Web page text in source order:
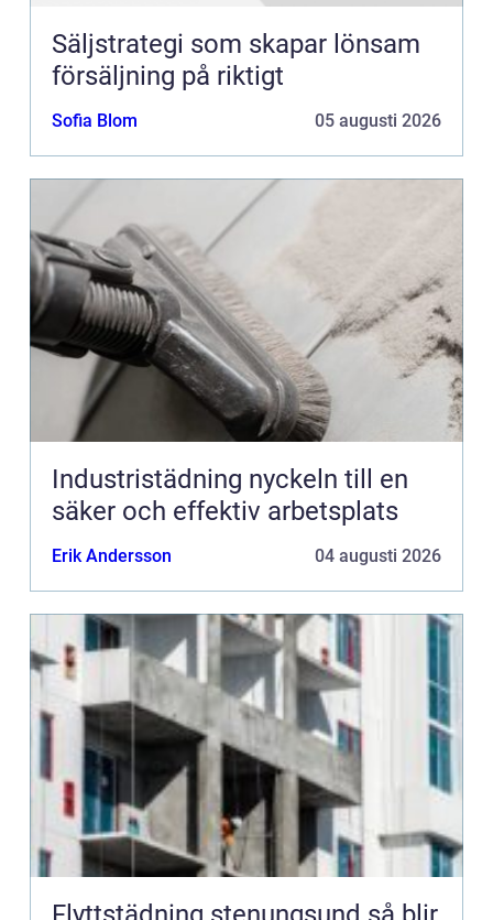
Säljstrategi som skapar lönsam
försäljning på riktigt
Sofia Blom 05 augusti 2026
Industristädning nyckeln till en
säker och effektiv arbetsplats
Erik Andersson 04 augusti 2026